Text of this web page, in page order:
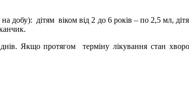
на добу): дітям віком від 2 до 6 років – по 2,5 мл,
Якщо протягом терміну лікування стан